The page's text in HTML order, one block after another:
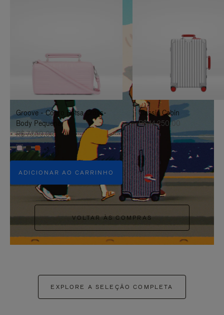
PRESSIONE
PAUSÁ-
LO
FAVOR,
CLIQUE
PARA
ATIVÁ-
LO
Groove - Couro Bolsa Cross-
Body Pequena
R$ 7.550,00
+5
ADICIONAR AO CARRINHO
Classic Cabin
R$ 14.250,00
VOLTAR ÀS COMPRAS
EXPLORE A SELEÇÃO COMPLETA